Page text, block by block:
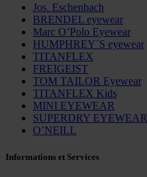
Jos. Eschenbach
BRENDEL eyewear
Marc O’Polo Eyewear
HUMPHREY´S eyewear
TITANFLEX
FREIGEIST
TOM TAILOR Eyewear
TITANFLEX Kids
MINI EYEWEAR
SUPERDRY EYEWEAR
O’NEILL
Informations et Services